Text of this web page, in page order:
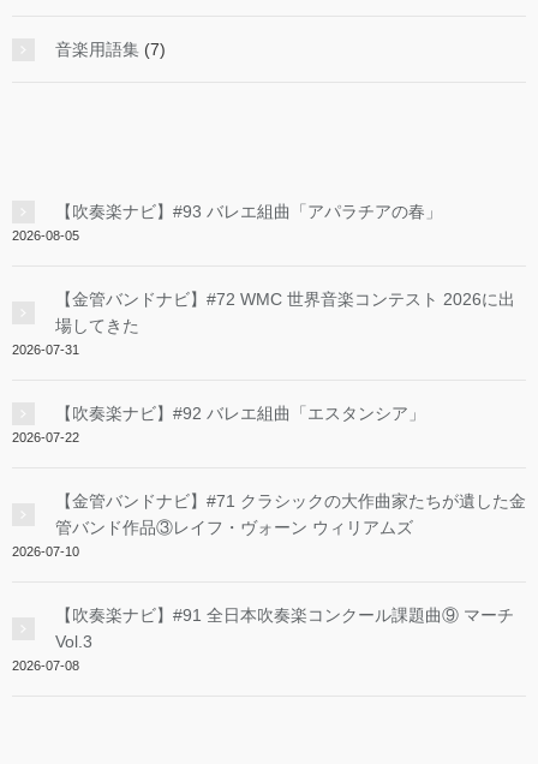
音楽用語集 (7)
【吹奏楽ナビ】#93 バレエ組曲「アパラチアの春」
2026-08-05
【金管バンドナビ】#72 WMC 世界音楽コンテスト 2026に出
場してきた
2026-07-31
【吹奏楽ナビ】#92 バレエ組曲「エスタンシア」
2026-07-22
【金管バンドナビ】#71 クラシックの大作曲家たちが遺した金
管バンド作品③レイフ・ヴォーン ウィリアムズ
2026-07-10
【吹奏楽ナビ】#91 全日本吹奏楽コンクール課題曲⑨ マーチ
Vol.3
2026-07-08